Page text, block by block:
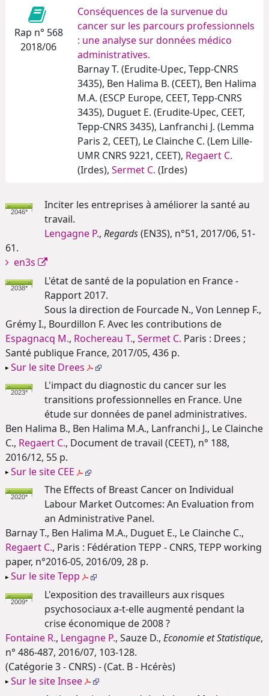
Rap n° 568
2018/06
Conséquences de la survenue du
cancer sur les parcours professionnels
: une analyse sur données médico
administratives.
Barnay T. (Erudite-Upec, Tepp-CNRS
3435), Ben Halima B. (CEET), Ben Halima
M.A. (ESCP Europe, CEET, Tepp-CNRS
3435), Duguet E. (Erudite-Upec, CEET,
Tepp-CNRS 3435), Lanfranchi J. (Lemma
Paris 2, CEET), Le Clainche C. (Lem Lille-
UMR CNRS 9221, CEET), Regaert C.
(Irdes), Sermet C. (Irdes)
2046*
Inciter les entreprises à améliorer la santé au
travail.
Lengagne P., Regards(EN3S), n°51, 2017/06, 51-
61.
en3s
2038*
L'état de santé de la population en France -
Rapport 2017.
Sous la direction de Fourcade N., Von Lennep F.,
Grémy I., Bourdillon F. Avec les contributions de
Espagnacq M., Rochereau T., Sermet C. Paris : Drees ;
Santé publique France, 2017/05, 436 p.
Sur le site Drees
2023*
L'impact du diagnostic du cancer sur les
transitions professionnelles en France. Une
étude sur données de panel administratives.
Ben Halima B., Ben Halima M.A., Lanfranchi J., Le Clainche
C., Regaert C., Document de travail (CEET), n° 188,
2016/12, 55 p.
Sur le site CEE
2020*
The Effects of Breast Cancer on Individual
Labour Market Outcomes: An Evaluation from
an Administrative Panel.
Barnay T., Ben Halima M.A., Duguet E., Le Clainche C.,
Regaert C., Paris : Fédération TEPP - CNRS, TEPP working
paper, n°2016-05, 2016/09, 28 p.
Sur le site Tepp
2009*
L'exposition des travailleurs aux risques
psychosociaux a-t-elle augmenté pendant la
crise économique de 2008 ?
Fontaine R., Lengagne P., Sauze D., Economie et Statistique,
n° 486-487, 2016/07, 103-128.
(Catégorie 3 - CNRS) - (Cat. B - Hcérès)
Sur le site Insee